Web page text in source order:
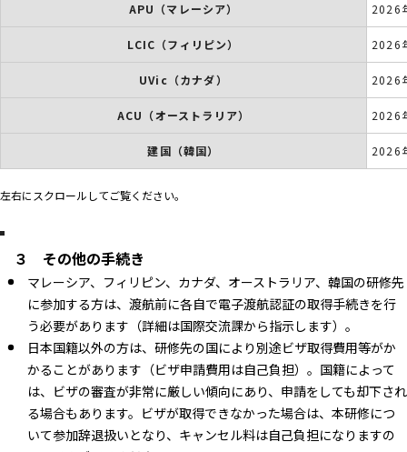
APU（マレーシア） 2026
LCIC（フィリピン） 2026
UVic（カナダ） 2026
ACU（オーストラリア） 2026
建国（韓国） 2026
左右にスクロールしてご覧ください。
３ その他の手続き
マレーシア、フィリピン、カナダ、オーストラリア、韓国の研修先
に参加する方は、渡航前に各自で電子渡航認証の取得手続きを行
う必要があります（詳細は国際交流課から指示します）。
日本国籍以外の方は、研修先の国により別途ビザ取得費用等がか
かることがあります（ビザ申請費用は自己負担）。国籍によって
は、ビザの審査が非常に厳しい傾向にあり、申請をしても却下され
る場合もあります。ビザが取得できなかった場合は、本研修につ
いて参加辞退扱いとなり、キャンセル料は自己負担になりますの